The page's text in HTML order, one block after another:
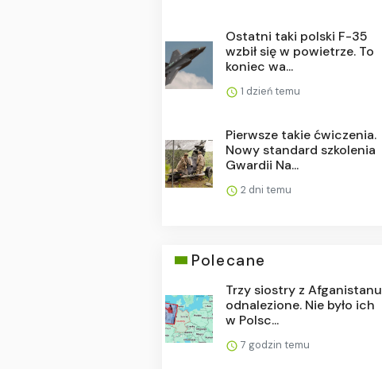
Ostatni taki polski F-35
wzbił się w powietrze. To
koniec wa...
1 dzień temu
Pierwsze takie ćwiczenia.
Nowy standard szkolenia
Gwardii Na...
2 dni temu
Polecane
Trzy siostry z Afganistanu
odnalezione. Nie było ich
w Polsc...
7 godzin temu